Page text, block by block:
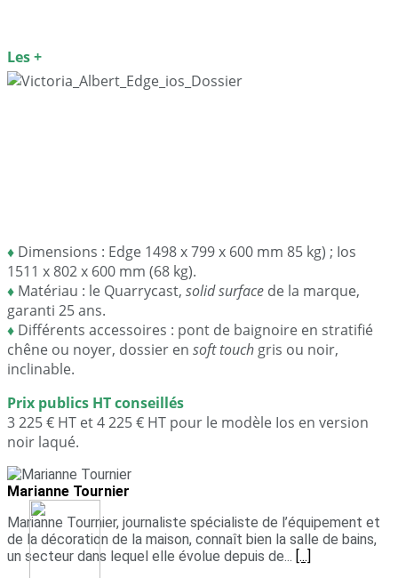
Les +
♦ Dimensions : Edge 1498 x 799 x 600 mm 85 kg) ; Ios
1511 x 802 x 600 mm (68 kg).
♦ Matériau : le Quarrycast, solid surface de la marque,
garanti 25 ans.
♦ Différents accessoires : pont de baignoire en stratifié
chêne ou noyer, dossier en soft touch gris ou noir,
inclinable.
Prix publics HT conseillés
3 225 € HT et 4 225 € HT pour le modèle Ios en version
noir laqué.
Marianne Tournier
Marianne Tournier, journaliste spécialiste de l’équipement et
de la décoration de la maison, connaît bien la salle de bains,
un secteur dans lequel elle évolue depuis de... [...]